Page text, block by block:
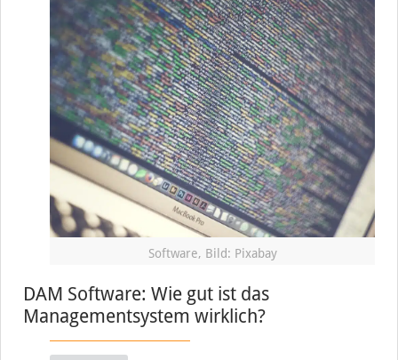
Software, Bild: Pixabay
DAM Software: Wie gut ist das
Managementsystem wirklich?